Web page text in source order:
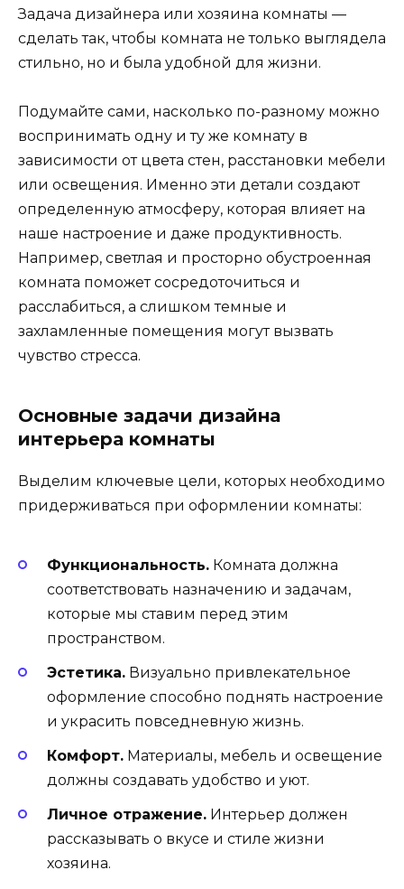
Задача дизайнера или хозяина комнаты —
сделать так, чтобы комната не только выглядела
стильно, но и была удобной для жизни.
Подумайте сами, насколько по-разному можно
воспринимать одну и ту же комнату в
зависимости от цвета стен, расстановки мебели
или освещения. Именно эти детали создают
определенную атмосферу, которая влияет на
наше настроение и даже продуктивность.
Например, светлая и просторно обустроенная
комната поможет сосредоточиться и
расслабиться, а слишком темные и
захламленные помещения могут вызвать
чувство стресса.
Основные задачи дизайна
интерьера комнаты
Выделим ключевые цели, которых необходимо
придерживаться при оформлении комнаты:
Функциональность. Комната должна
соответствовать назначению и задачам,
которые мы ставим перед этим
пространством.
Эстетика. Визуально привлекательное
оформление способно поднять настроение
и украсить повседневную жизнь.
Комфорт. Материалы, мебель и освещение
должны создавать удобство и уют.
Личное отражение. Интерьер должен
рассказывать о вкусе и стиле жизни
хозяина.